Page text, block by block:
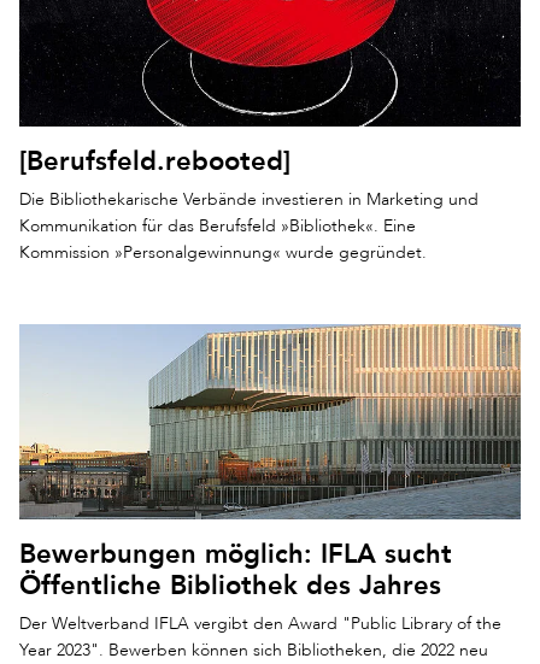
[Berufsfeld.rebooted]
Die Bibliothekarische Verbände investieren in Marketing und
Kommunikation für das Berufsfeld »Bibliothek«. Eine
Kommission »Personalgewinnung« wurde gegründet.
Bewerbungen möglich: IFLA sucht
Öffentliche Bibliothek des Jahres
Der Weltverband IFLA vergibt den Award "Public Library of the
Year 2023". Bewerben können sich Bibliotheken, die 2022 neu